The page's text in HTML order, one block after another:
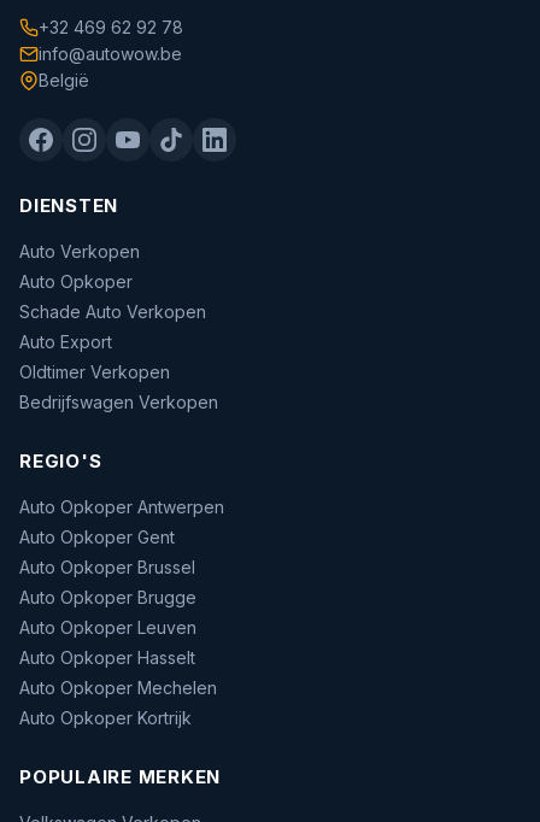
+32 469 62 92 78
info@autowow.be
België
DIENSTEN
Auto Verkopen
Auto Opkoper
Schade Auto Verkopen
Auto Export
Oldtimer Verkopen
Bedrijfswagen Verkopen
REGIO'S
Auto Opkoper Antwerpen
Auto Opkoper Gent
Auto Opkoper Brussel
Auto Opkoper Brugge
Auto Opkoper Leuven
Auto Opkoper Hasselt
Auto Opkoper Mechelen
Auto Opkoper Kortrijk
POPULAIRE MERKEN